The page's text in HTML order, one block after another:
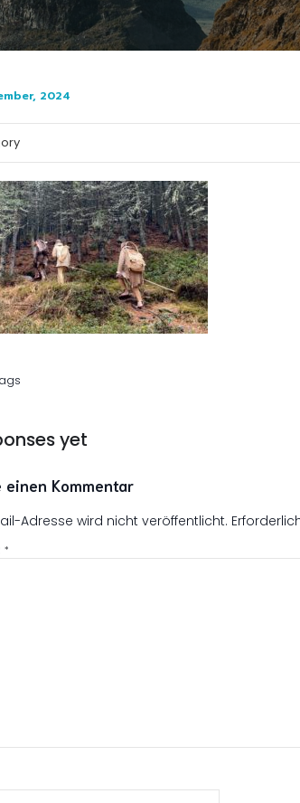
2024
yet
einen Kommentar
Adresse wird nicht veröffentlicht.
*